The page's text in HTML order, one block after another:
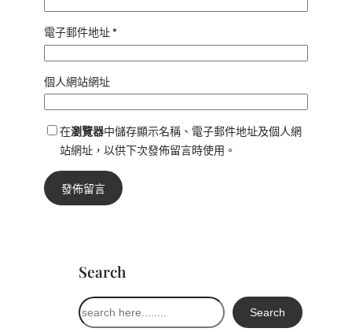
電子郵件地址*
個人網站網址
在瀏覽器中儲存顯示名稱、電子郵件地址及個人網
站網址，以供下次發佈留言時使用。
Search
搜
尋
Search